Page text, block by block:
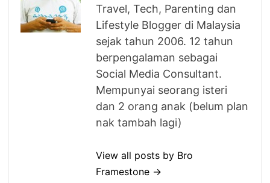
Travel, Tech, Parenting dan
Lifestyle Blogger di Malaysia
sejak tahun 2006. 12 tahun
berpengalaman sebagai
Social Media Consultant.
Mempunyai seorang isteri
dan 2 orang anak (belum plan
nak tambah lagi)
View all posts by Bro
Framestone →